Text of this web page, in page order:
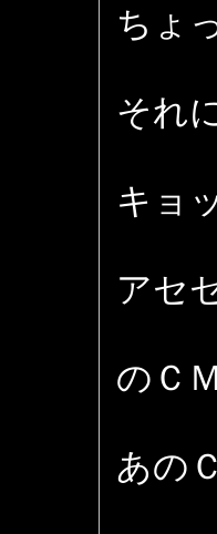
ちょ
それ
キョ
アセ
のＣ
あの